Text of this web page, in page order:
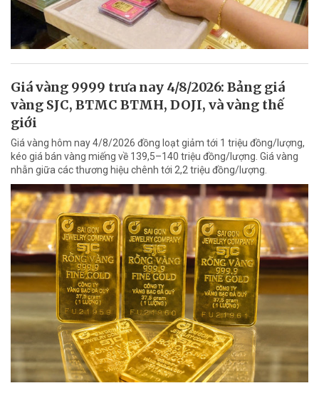
Giá vàng 9999 trưa nay 4/8/2026: Bảng giá
vàng SJC, BTMC BTMH, DOJI, và vàng thế
giới
Giá vàng hôm nay 4/8/2026 đồng loạt giảm tới 1 triệu đồng/lượng,
kéo giá bán vàng miếng về 139,5–140 triệu đồng/lượng. Giá vàng
nhẫn giữa các thương hiệu chênh tới 2,2 triệu đồng/lượng.